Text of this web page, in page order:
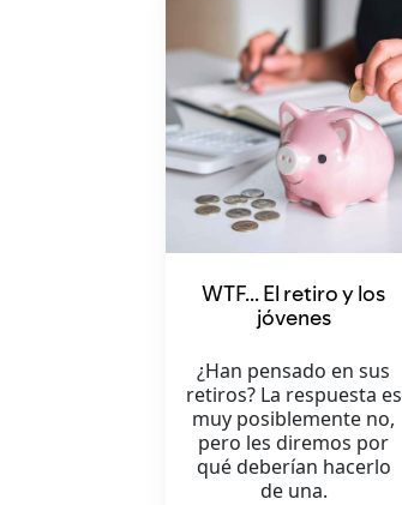
WTF… El retiro y los
jóvenes
¿Han pensado en sus
retiros? La respuesta es
muy posiblemente no,
pero les diremos por
qué deberían hacerlo
de una.